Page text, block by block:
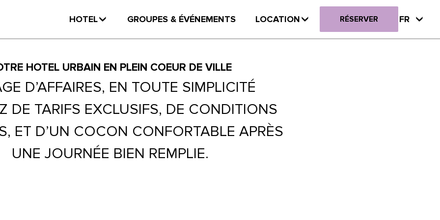
HOTEL GROUPES & ÉVÉNEMENTS LOCATION RÉSERVER FR
HOTEL URBAIN EN PLEIN COEUR DE VILLE
D’AFFAIRES, EN TOUTE SIMPLICITÉ
DE TARIFS EXCLUSIFS, DE CONDITIONS
ET D’UN COCON CONFORTABLE APRÈS
UNE JOURNÉE BIEN REMPLIE.